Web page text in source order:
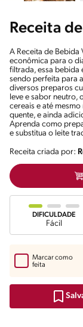
Receita
A Receita de Bebida
econômica para o
filtrada, essa bebida
sendo perfeita para
diversos preparos
leve e sabor neutro,
cereais e até
quente, e ainda
Aprenda como
e substitua o leite
Receita criada por:
DIFICULDADE
Fácil
Marcar como
feita